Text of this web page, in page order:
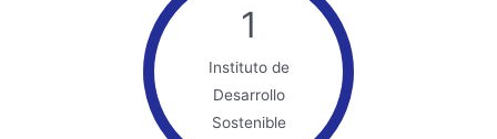
1
Instituto de
Desarrollo
Sostenible